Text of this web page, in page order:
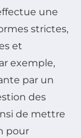
une
strictes,
et
exemple,
par un
des
de mettre
pour